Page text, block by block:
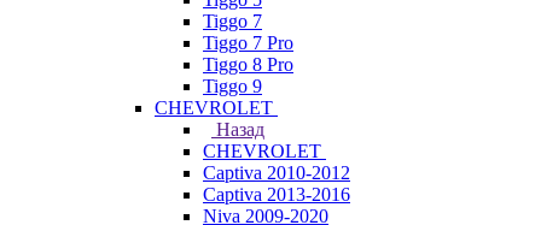
Tiggo 7
Tiggo 7 Pro
Tiggo 8 Pro
Tiggo 9
CHEVROLET
Назад
CHEVROLET
Captiva 2010-2012
Captiva 2013-2016
Niva 2009-2020